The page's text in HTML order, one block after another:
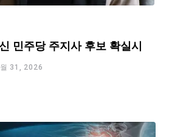
민주당 주지사 후보 확실시
31, 2026